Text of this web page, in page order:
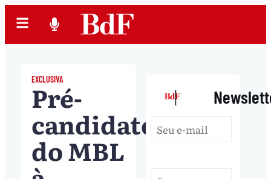
EXCLUSIVA
Pré-
candidato
do MBL
|